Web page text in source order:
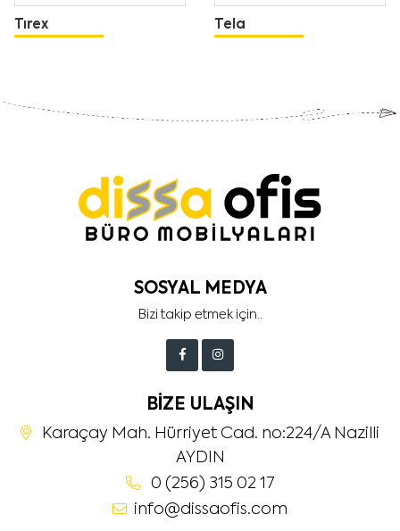
Tırex Tela
SOSYAL MEDYA
Bizi takip etmek için..
BIZE ULAŞIN
Karaçay Mah. Hürriyet Cad. no:224/A Nazilli
AYDIN
0 (256) 315 02 17
info@dissaofis.com